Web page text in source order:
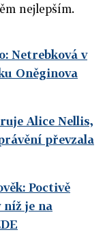
nejlepším.
Netrebková v
Oněginova
Alice Nellis,
převzala
Poctivě
níž je na